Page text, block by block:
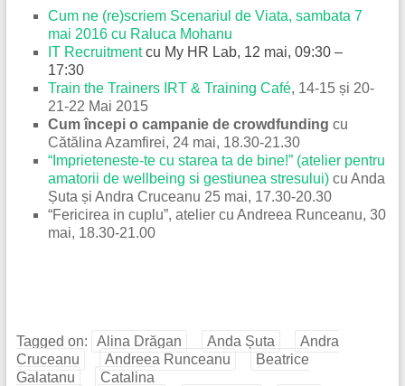
Cum ne (re)scriem Scenariul de Viata, sambata 7
mai 2016 cu Raluca Mohanu
IT Recruitmentcu My HR Lab, 12 mai, 09:30 –
17:30
Train the Trainers IRT & Training Café, 14-15 și 20-
21-22 Mai 2015
Cum începi o campanie de crowdfunding cu
Cătălina Azamfirei, 24 mai, 18.30-21.30
“Imprieteneste-te cu starea ta de bine!” (atelier pentru
amatorii de wellbeing si gestiunea stresului) cu Anda
Șuta și Andra Cruceanu 25 mai, 17.30-20.30
“Fericirea in cuplu”, atelier cu Andreea Runceanu, 30
mai, 18.30-21.00
Tagged on: Alina Drăgan Anda Șuta
Andra
Cruceanu
Andreea Runceanu
Beatrice
Galatanu
Catalina